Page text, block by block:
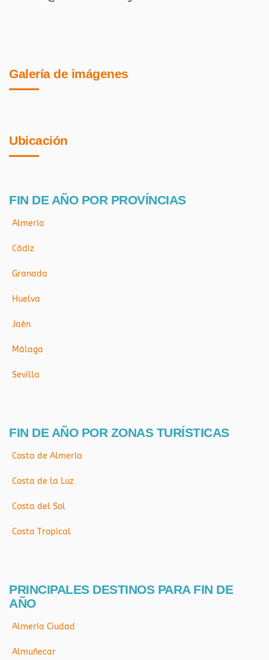
Galería de imágenes
Ubicación
FIN DE AÑO POR PROVÍNCIAS
Almería
Cádiz
Granada
Huelva
Jaén
Málaga
Sevilla
FIN DE AÑO POR ZONAS TURÍSTICAS
Costa de Almería
Costa de la Luz
Costa del Sol
Costa Tropical
PRINCIPALES DESTINOS PARA FIN DE
AÑO
Almería Ciudad
Almuñecar